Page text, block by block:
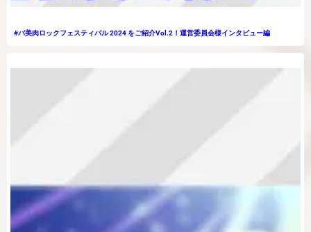
#バ美肉ロックフェスティバル 2024 をご紹介Vol.2！運営委員会様インタビュー編